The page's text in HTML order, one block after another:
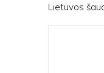
Lietuvos